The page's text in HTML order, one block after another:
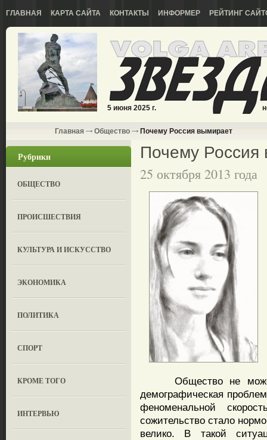
ГЛАВНАЯ КАРТА САЙТА КОНТАКТЫ ИНФОРМЕР РЕЙТИНГ
5 июня 2025 г.
Главная Общество Почему Россия вымирает
Рубрики
ОБЩЕСТВО
ПРОИСШЕСТВИЯ
КУЛЬТУРА И ИСКУССТВО
ЭКОНОМИКА
ПОЛИТИКА
СПОРТ
КРОМЕ ТОГО
ИНТЕРВЬЮ
Почему Россия
25 октября 2013 года
Общество не может
демографическая
феноменальной
сожительство стало
велико. В такой